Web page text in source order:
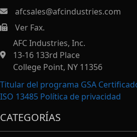
afcsales@afcindustries.com
https://afcindustries.com/contact/
Ver Fax.
AFC Industries, Inc.
13-16 133rd Place
College Point, NY 11356
Titular del programa GSA
ISO 13485 Política de privacidad
CATEGORÍAS